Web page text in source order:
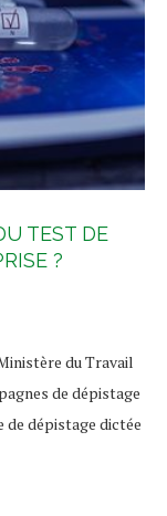
TEST DE
?
du Travail
de dépistage
dépistage dictée